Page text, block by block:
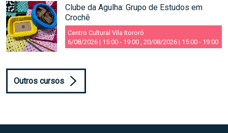
Clube da Agulha: Grupo de Estudos em
Crochê
Centro Cultural Vila Itororó
6/08/2026 | 15:00 - 19:00 20/08/2026 | 15:00 - 19:00
Outros cursos